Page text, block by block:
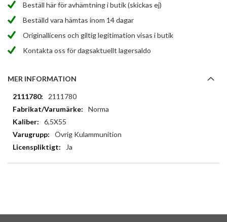
Beställ här för avhämtning i butik (skickas ej)
Beställd vara hämtas inom 14 dagar
Originallicens och giltig legitimation visas i butik
Kontakta oss för dagsaktuellt lagersaldo
MER INFORMATION
Mer
information
2111780
Norma
6,5X55
Övrig Kulammunition
Ja